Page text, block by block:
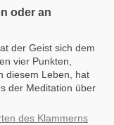
oder an
der Geist sich dem
vier Punkten,
diesem Leben, hat
der Meditation über
des Klammerns